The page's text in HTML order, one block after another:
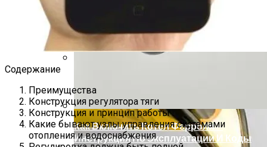
Заливать В Лифан Солано II
Как Включить Котел Ферроли —
Инструкция По Эксплуатации И Коды
Содержание
Преимущества
Конструкция регулятора тяги
Конструкция и принцип работы
Какие бывают узлы управления системами
отопления и водоснабжения